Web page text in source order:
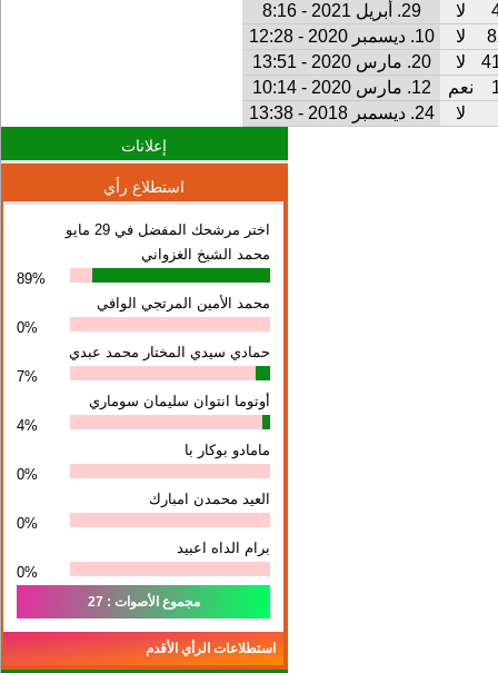
لا
29. أبريل 2021 - 8:16
لا
10. ديسمبر 2020 - 12:28
لا
20. مارس 2020 - 13:51
نعم
12. مارس 2020 - 10:14
لا
24. ديسمبر 2018 - 13:38
إعلانات
استطلاع رأي
اختر مرشحك المفضل في 29 مايو
محمد الشيخ الغزواني
89%
محمد الأمين المرتجي الوافي
0%
حمادي سيدي المختار محمد عبدي
7%
أوتوما انتوان سلیمان سوماري
4%
مامادو بوكار با
0%
العيد محمدن امبارك
0%
برام الداه اعبيد
0%
مجموع الأصوات : 27
استطلاعات الرأي الأقدم